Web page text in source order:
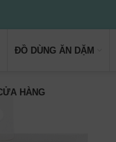
ĐỒ DÙNG ĂN DẶM
HÀNG